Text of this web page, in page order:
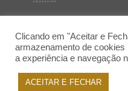
Copyright©2021 | IAMES |
Clicando em "Aceitar e
armazenamento de
a experiência e navegação
ACEITAR E FECHAR